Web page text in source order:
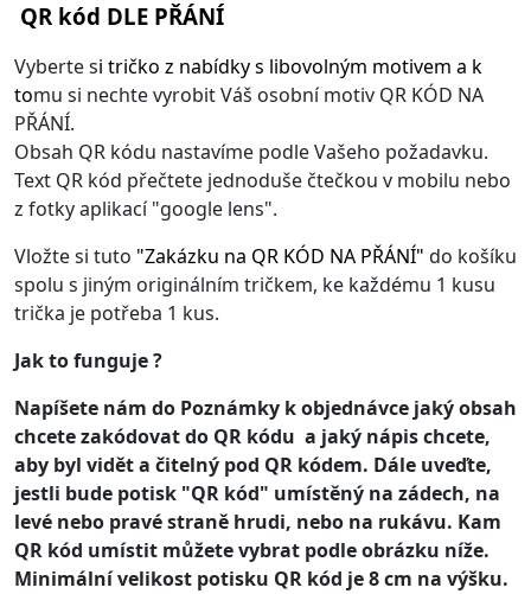
QR kód DLE PŘÁNÍ
Vyberte si tričko z nabídky s libovolným motivem a k
tomu si nechte vyrobit Váš osobní motiv QR KÓD NA
PŘÁNÍ.
Obsah QR kódu nastavíme podle Vašeho požadavku.
Text QR kód přečtete jednoduše čtečkou v mobilu nebo
z fotky aplikací "google lens".
Vložte si tuto "Zakázku na QR KÓD NA PŘÁNÍ" do košíku
spolu s jiným originálním tričkem, ke každému 1 kusu
trička je potřeba 1 kus.
Jak to funguje ?
Napíšete nám do Poznámky k objednávce jaký obsah
chcete zakódovat do QR kódu a jaký nápis chcete,
aby byl vidět a čitelný pod QR kódem. Dále uveďte,
jestli bude potisk "QR kód" umístěný na zádech, na
levé nebo pravé straně hrudi, nebo na rukávu. Kam
QR kód umístit můžete vybrat podle obrázku níže.
Minimální velikost potisku QR kód je 8 cm na výšku.